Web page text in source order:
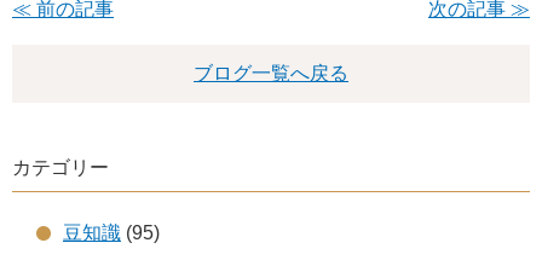
≪ 前の記事 次の記事 ≫
ブログ一覧へ戻る
カテゴリー
豆知識 (95)